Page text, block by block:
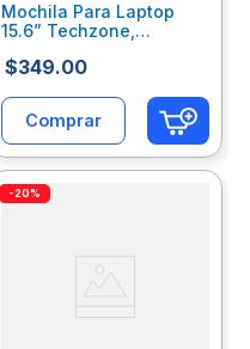
Mochila Para Laptop
15.6” Techzone,
Tzlbp56W-A
$349.00
Comprar
-20%